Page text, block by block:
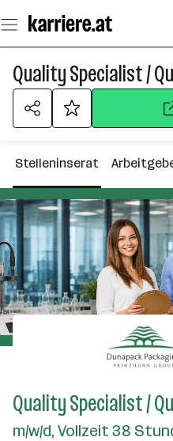
Seiteninhalt
springen
Stelleninserat
Quality Specialist /
m/w/d, Vollzeit 38